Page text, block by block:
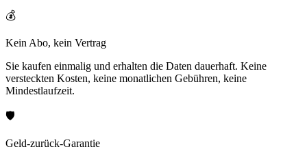
💰
Kein Abo, kein Vertrag
Sie kaufen einmalig und erhalten die Daten dauerhaft. Keine
versteckten Kosten, keine monatlichen Gebühren, keine
Mindestlaufzeit.
🛡️
Geld-zurück-Garantie